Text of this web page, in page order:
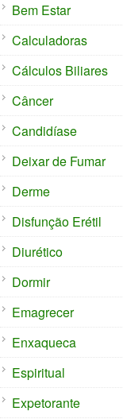
Bem Estar
Calculadoras
Cálculos Biliares
Câncer
Candidíase
Deixar de Fumar
Derme
Disfunção Erétil
Diurético
Dormir
Emagrecer
Enxaqueca
Espiritual
Expetorante